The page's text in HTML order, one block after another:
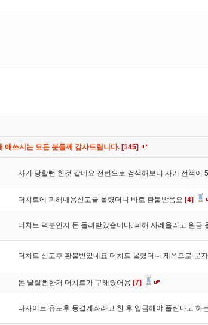
애쓰시는 모든 분들께 감사드립니다. [145]
사기 당할뻔 한것 같네요 전번으로 검색해보니 사기 전적이
더치트에 피해내용신고글 올렸더니 바로 환불받음요 [4]
더치트 덕분인지 돈 돌려받았습니다. 피해 사례올리고 원금
더치트 신고후 환불받았네요 더치트 올렸더니 제쪽으로 문
돈 날릴뻔한거 더치트가 구해줬어용 [7]
타사이트 유도후 동결계좌라고 한 후 입금해야 풀린다고 하